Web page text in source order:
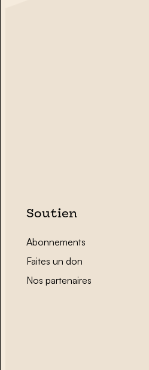
Soutien
Abonnements
Faites un don
Nos partenaires